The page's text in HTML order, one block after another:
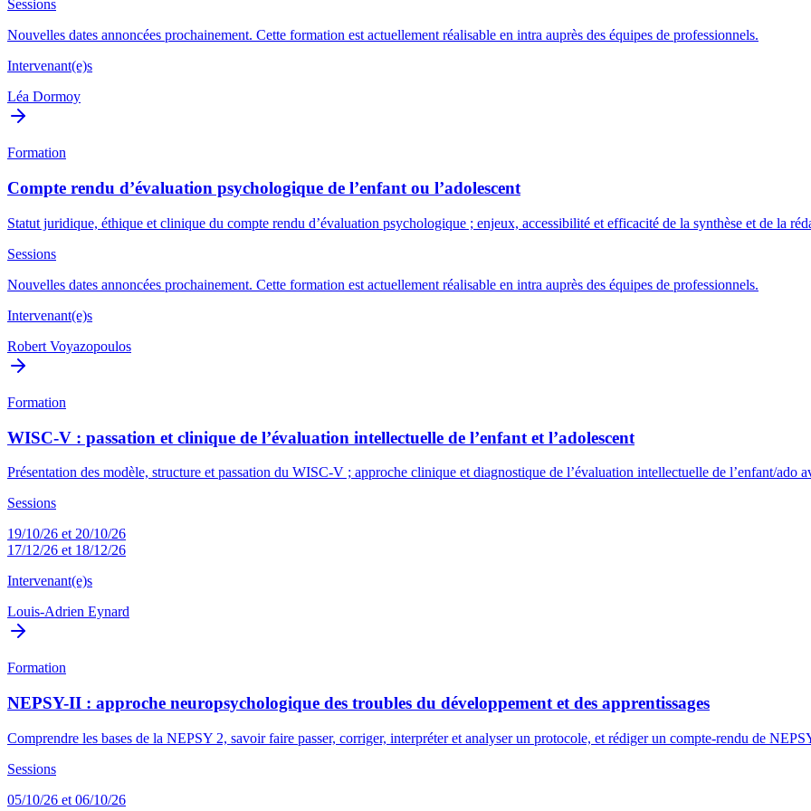
Sessions
Nouvelles dates annoncées prochainement. Cette formation est actuellement réalisable en intra auprès des équipes de professionnels.
Intervenant(e)s
Léa Dormoy
Formation
Compte rendu d’évaluation psychologique de l’enfant ou l’adolescent
Statut juridique, éthique et clinique du compte rendu d’évaluation psychologique ; enjeux, accessibilité et efficacité de la synthèse et de la
Sessions
Nouvelles dates annoncées prochainement. Cette formation est actuellement réalisable en intra auprès des équipes de professionnels.
Intervenant(e)s
Robert Voyazopoulos
Formation
WISC-V : passation et clinique de l’évaluation intellectuelle de l’enfant et l’adolescent
Présentation des modèle, structure et passation du WISC-V ; approche clinique et diagnostique de l’évaluation intellectuelle de l’enfant/ado
Sessions
19/10/26 et 20/10/26
17/12/26 et 18/12/26
Intervenant(e)s
Louis-Adrien Eynard
Formation
NEPSY-II : approche neuropsychologique des troubles du développement et des apprentissages
Comprendre les bases de la NEPSY 2, savoir faire passer, corriger, interpréter et analyser un protocole, et rédiger un compte-rendu de
Sessions
05/10/26 et 06/10/26